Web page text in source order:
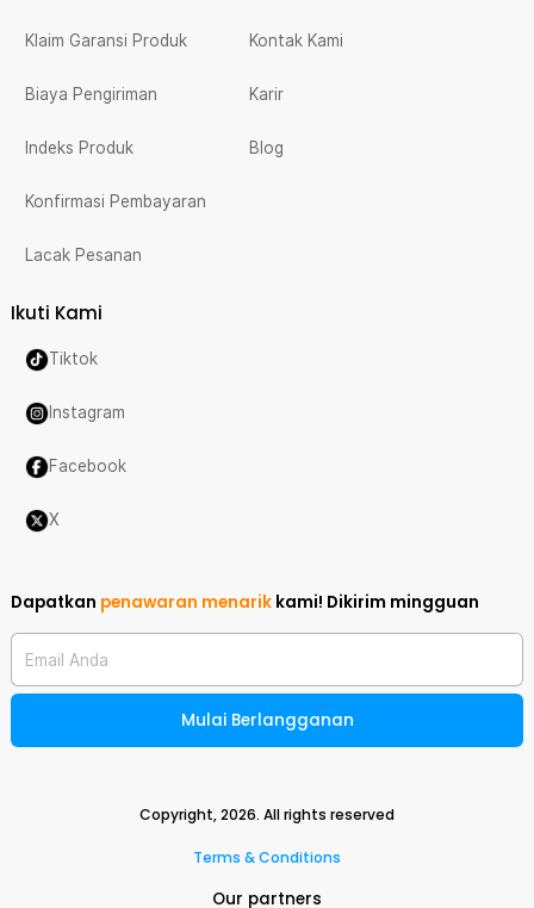
Klaim Garansi Produk
Biaya Pengiriman
Indeks Produk
Konfirmasi Pembayaran
Lacak Pesanan
Kontak Kami
Karir
Blog
Ikuti Kami
Tiktok
Instagram
Facebook
X
Dapatkan penawaran menarik kami! Dikirim mingguan
Email Anda
Mulai Berlangganan
Copyright,2026. All rights reserved
Terms & Conditions
Our partners